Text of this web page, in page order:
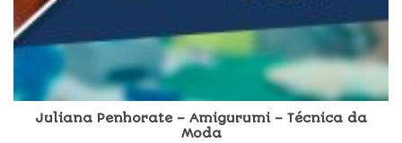
Juliana Penhorate – Amigurumi – Técnica da
Moda